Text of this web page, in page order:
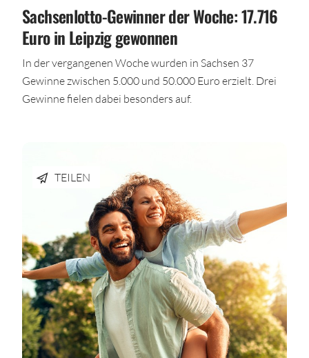
Sachsenlotto-Gewinner der Woche: 17.716
Euro in Leipzig gewonnen
In der vergangenen Woche wurden in Sachsen 37
Gewinne zwischen 5.000 und 50.000 Euro erzielt. Drei
Gewinne fielen dabei besonders auf.
TEILEN